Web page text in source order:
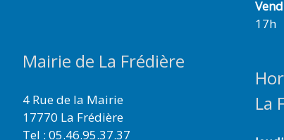
Mairie de La Frédière
4 Rue de la Mairie
17770 La Frédière
Tel : 05.46.95.37.37
17h
La